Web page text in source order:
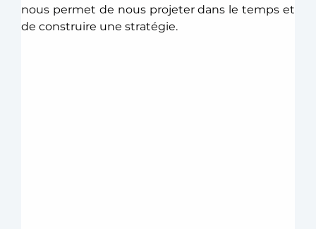
nous permet de nous projeter dans le temps et
de construire une stratégie.